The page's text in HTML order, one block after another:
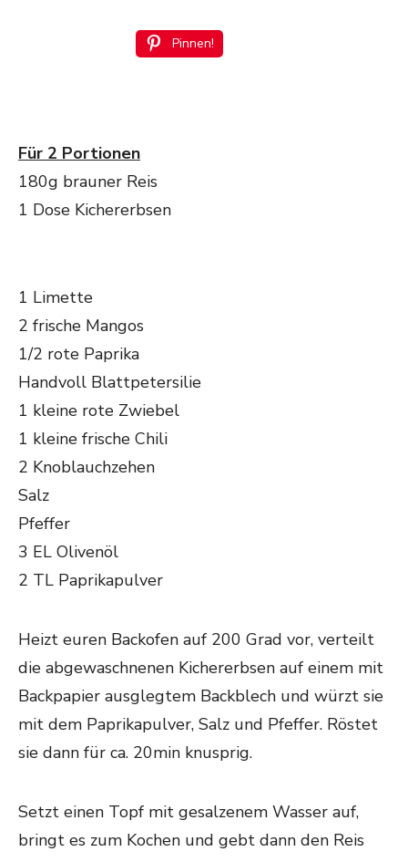
Pinnen!
Für 2 Portionen
180g brauner Reis
1 Dose Kichererbsen
1 Limette
2 frische Mangos
1/2 rote Paprika
Handvoll Blattpetersilie
1 kleine rote Zwiebel
1 kleine frische Chili
2 Knoblauchzehen
Salz
Pfeffer
3 EL Olivenöl
2 TL Paprikapulver
Heizt euren Backofen auf 200 Grad vor, verteilt
die abgewaschnenen Kichererbsen auf einem mit
Backpapier ausglegtem Backblech und würzt sie
mit dem Paprikapulver, Salz und Pfeffer. Röstet
sie dann für ca. 20min knusprig.
Setzt einen Topf mit gesalzenem Wasser auf,
bringt es zum Kochen und gebt dann den Reis